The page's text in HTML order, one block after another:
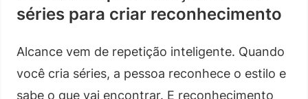
séries para criar reconhecimento
Alcance vem de repetição inteligente. Quando
você cria séries, a pessoa reconhece o estilo e
sabe o que vai encontrar. E reconhecimento